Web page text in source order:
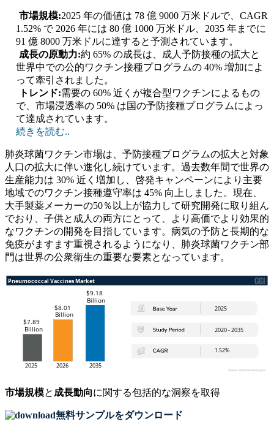
市場規模:2025 年の価値は 78 億 9000 万米ドルで、CAGR
1.52% で 2026 年には 80 億 1000 万米ドル、2035 年までに
91 億 8000 万米ドルに達すると予測されています。
成長の原動力:約 65% の成長は、成人予防接種の拡大と
世界中での公的ワクチン接種プログラムの 40% 増加によ
って牽引されました。
トレンド:需要の 60% 近くが複合型ワクチンによるもの
で、市場浸透率の 50% は国の予防接種プログラムによっ
て達成されています。
続きを読む..
肺炎球菌ワクチン市場は、予防接種プログラムの拡大と対象
人口の拡大に伴い進化し続けています。過去数年間で世界の
生産能力は 30% 近く増加し、啓発キャンペーンにより主要
地域でのワクチン接種遵守率は 45% 向上しました。現在、
大手製薬メーカーの50％以上が協力して研究開発に取り組ん
でおり、子供と成人の両方にとって、より高価でより効果的
なワクチンの開発を目指しています。病気の予防と長期的な
免疫がますます重視されるようになり、肺炎球菌ワクチン部
門は世界の公衆衛生の重要な要素となっています。
市場規模と成長動向に関する包括的な洞察を取得
無料サンプルをダウンロード